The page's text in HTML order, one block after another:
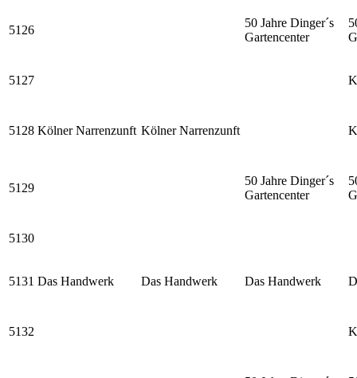
5126
50 Jahre Dinger´s
Gartencenter
5127
5128 Kölner Narrenzunft Kölner Narrenzunft
5129
50 Jahre Dinger´s
Gartencenter
5130
5131 Das Handwerk Das Handwerk Das Handwerk
5132